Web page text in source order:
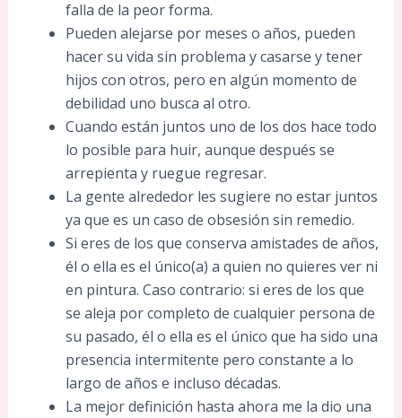
falla de la peor forma.
Pueden alejarse por meses o años, pueden
hacer su vida sin problema y casarse y tener
hijos con otros, pero en algún momento de
debilidad uno busca al otro.
Cuando están juntos uno de los dos hace todo
lo posible para huir, aunque después se
arrepienta y ruegue regresar.
La gente alrededor les sugiere no estar juntos
ya que es un caso de obsesión sin remedio.
Si eres de los que conserva amistades de años,
él o ella es el único(a) a quien no quieres ver ni
en pintura. Caso contrario: si eres de los que
se aleja por completo de cualquier persona de
su pasado, él o ella es el único que ha sido una
presencia intermitente pero constante a lo
largo de años e incluso décadas.
La mejor definición hasta ahora me la dio una